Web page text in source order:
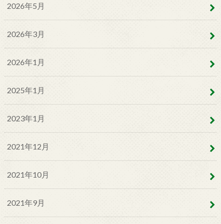
2026年5月
2026年3月
2026年1月
2025年1月
2023年1月
2021年12月
2021年10月
2021年9月